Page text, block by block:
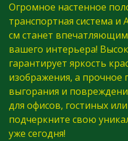
Огромное настенное
транспортная система и
см станет
вашего интерьера!
гарантирует яркость
изображения, а
выгорания и
для офисов, гостиных
подчеркните свою
уже сегодня!